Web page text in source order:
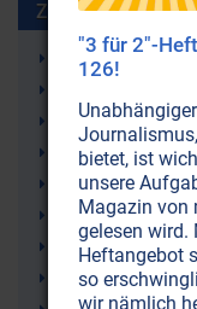
Zusammen
Weltall
Spiritualität
Wissenschaft
Gott
Kosmologie
Kosmos
Metaphysik
"3 für 2"-
126!
bietet, ist
unsere
Magazin von
gelesen wird.
Heftangebot
so
wir nämlich